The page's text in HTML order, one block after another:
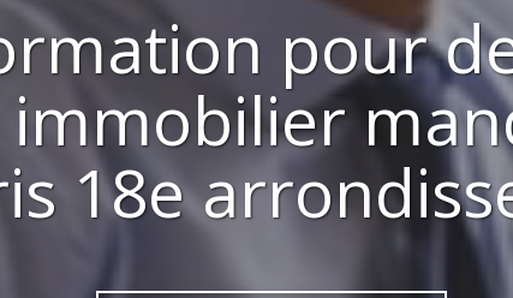
pour
18e